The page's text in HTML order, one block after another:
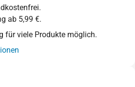
ab 5,99 €.
für viele Produkte möglich.